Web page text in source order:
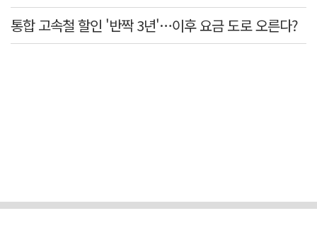
통합 고속철 할인 '반짝 3년'…이후 요금 도로 오른다?